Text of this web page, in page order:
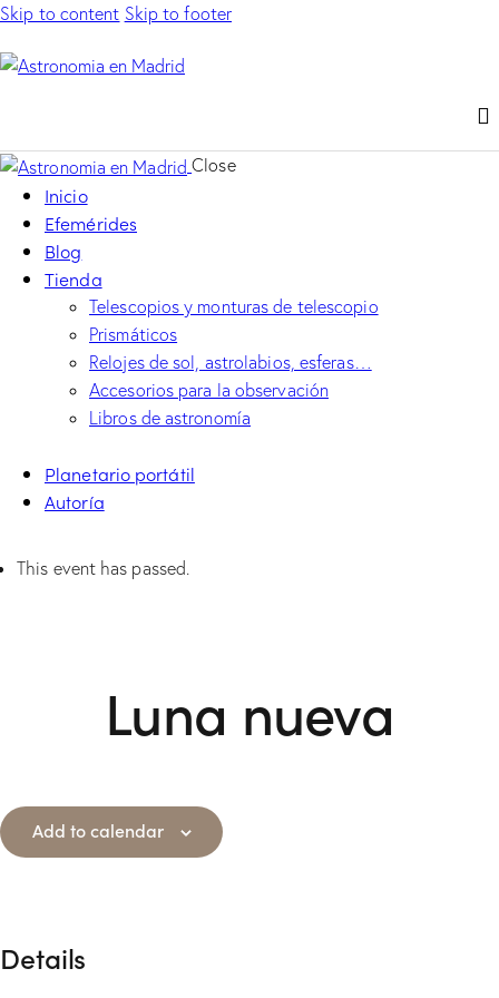
Skip to content Skip to footer
Close
Inicio
Efemérides
Blog
Tienda
Telescopios y monturas de telescopio
Prismáticos
Relojes de sol, astrolabios, esferas…
Accesorios para la observación
Libros de astronomía
Planetario portátil
Autoría
This event has passed.
Luna nueva
Add to calendar
Details